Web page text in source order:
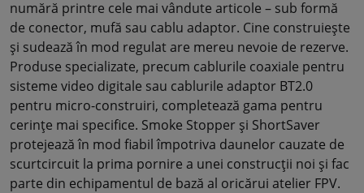
numără printre cele mai vândute articole – sub formă
de conector, mufă sau cablu adaptor. Cine construiește
și sudează în mod regulat are mereu nevoie de rezerve.
Produse specializate, precum cablurile coaxiale pentru
sisteme video digitale sau cablurile adaptor BT2.0
pentru micro-construiri, completează gama pentru
cerințe mai specifice. Smoke Stopper și ShortSaver
protejează în mod fiabil împotriva daunelor cauzate de
scurtcircuit la prima pornire a unei construcții noi și fac
parte din echipamentul de bază al oricărui atelier FPV.